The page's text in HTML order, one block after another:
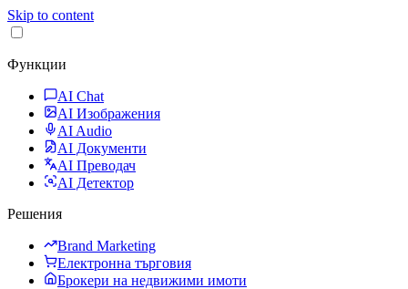
Skip to content
Функции
AI Chat
AI Изображения
AI Audio
AI Документи
AI Преводач
AI Детектор
Решения
Brand Marketing
Електронна търговия
Брокери на недвижими имоти